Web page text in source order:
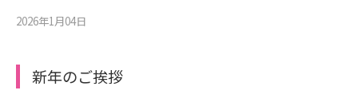
2026年1月04⽇
新年のご挨拶